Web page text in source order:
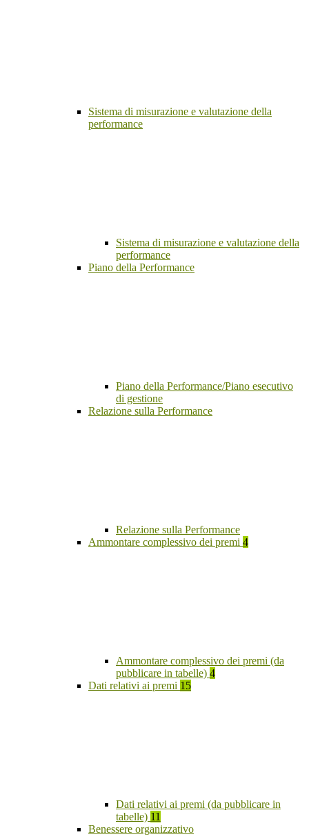
Sistema di misurazione e valutazione della
performance
Sistema di misurazione e valutazione della
performance
Piano della Performance
Piano della Performance/Piano esecutivo
di gestione
Relazione sulla Performance
Relazione sulla Performance
Ammontare complessivo dei premi 4
Ammontare complessivo dei premi (da
pubblicare in tabelle) 4
Dati relativi ai premi 15
Dati relativi ai premi (da pubblicare in
tabelle) 11
Benessere organizzativo